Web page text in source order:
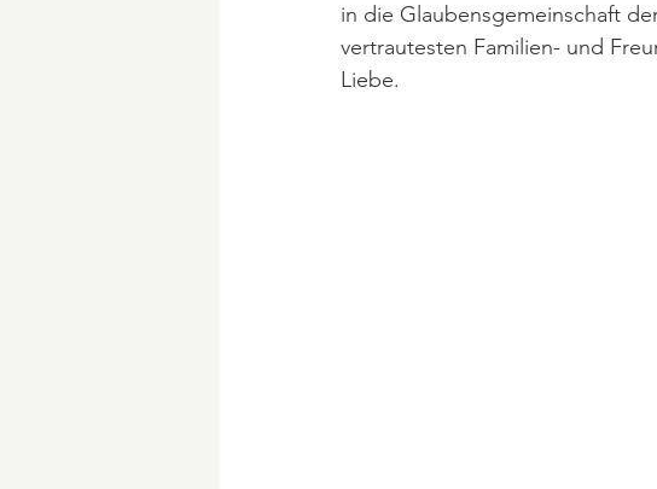
in die Glaubensgemeinschaft
vertrautesten Familien- und
Liebe.